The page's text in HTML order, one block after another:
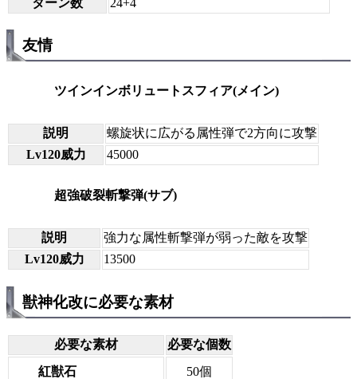
友情
ツインインボリュートスフィア(メイン)
説明
螺旋状に広がる属性弾で2方向に攻撃
Lv120威力
45000
超強破裂斬撃弾(サブ)
説明
強力な属性斬撃弾が弱った敵を攻撃
Lv120威力
13500
獣神化改に必要な素材
必要な素材
必要な個数
紅獣石
50個